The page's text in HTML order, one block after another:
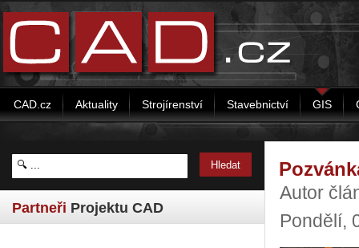
CAD.cz Aktuality Strojírenství Stavebnictví GIS
Partneři Projektu CAD
Autor
Pondělí,